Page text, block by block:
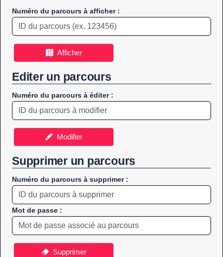
Numéro du parcours à afficher :
Afficher
Editer un parcours
Numéro du parcours à éditer :
Modifier
Supprimer un parcours
Numéro du parcours à supprimer :
Mot de passe :
Supprimer